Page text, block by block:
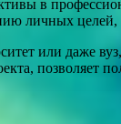
в
личных
или даже
позволяет